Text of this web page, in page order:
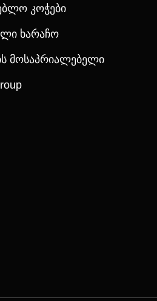
Კოჭები
Ხარაჩო
Მოსაპრიალებელი